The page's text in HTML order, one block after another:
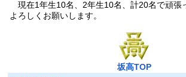
現在1年生10名、2年生10名、計20名で頑
よろしくお願いします。
坂高TOP